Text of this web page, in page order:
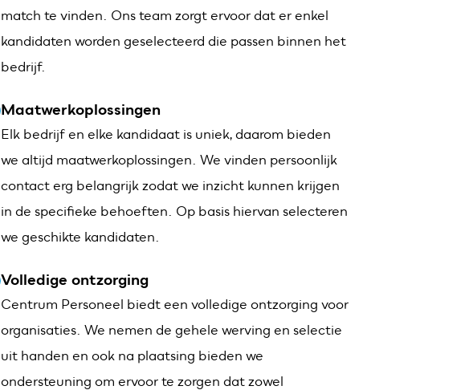
match te vinden. Ons team zorgt ervoor dat er enkel
kandidaten worden geselecteerd die passen binnen het
bedrijf.
Maatwerkoplossingen
Elk bedrijf en elke kandidaat is uniek, daarom bieden
we altijd maatwerkoplossingen. We vinden persoonlijk
contact erg belangrijk zodat we inzicht kunnen krijgen
in de specifieke behoeften. Op basis hiervan selecteren
we geschikte kandidaten.
Volledige ontzorging
Centrum Personeel biedt een volledige ontzorging voor
organisaties. We nemen de gehele werving en selectie
uit handen en ook na plaatsing bieden we
ondersteuning om ervoor te zorgen dat zowel